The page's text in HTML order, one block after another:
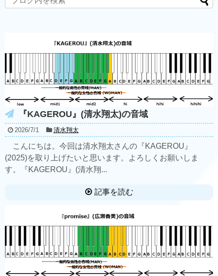
『KAGEROU』(清水翔太)の音域
2026/7/1 清水翔太
こんにちは。今回は清水翔太さんの『KAGEROU』
(2025)を取り上げたいと思います。よろしくお願いしま
す。『KAGEROU』(清水翔...
記事を読む